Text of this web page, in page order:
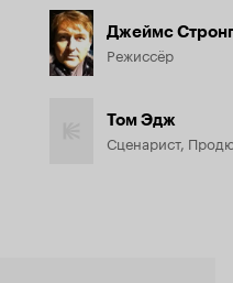
Джеймс
Режиссёр
Том Эдж
Сценарист,